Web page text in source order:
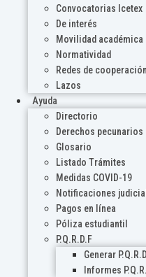
Convocatorias Icetex
De interés
Movilidad académica
Normatividad
Redes de cooperación
Lazos
Ayuda
Directorio
Derechos pecunarios
Glosario
Listado Trámites
Medidas COVID-19
Notificaciones
Pagos en línea
Póliza estudiantil
P.Q.R.D.F
Generar
Informes